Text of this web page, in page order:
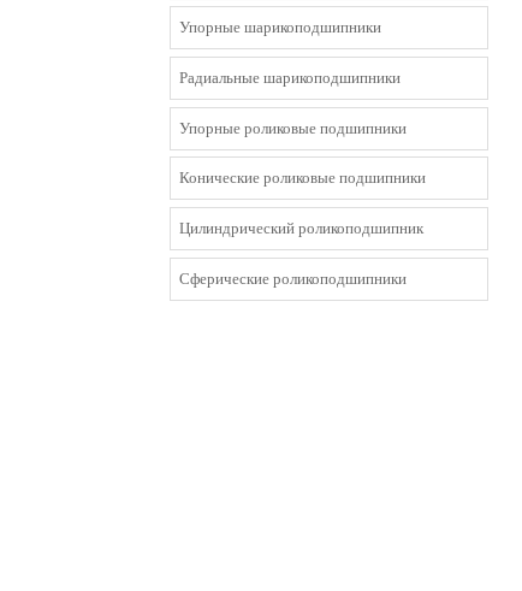
Упорные шарикоподшипники
Радиальные шарикоподшипники
Упорные роликовые подшипники
Конические роликовые подшипники
Цилиндрический роликоподшипник
Сферические роликоподшипники